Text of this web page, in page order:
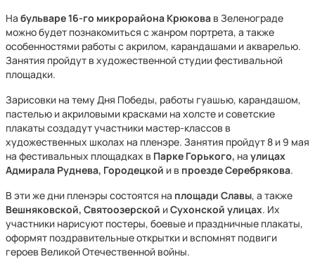
На бульваре 16-го микрорайона Крюкова в Зеленограде
можно будет познакомиться с жанром портрета, а также
особенностями работы с акрилом, карандашами и акварелью.
Занятия пройдут в художественной студии фестивальной
площадки.
Зарисовки на тему Дня Победы, работы гуашью, карандашом,
пастелью и акриловыми красками на холсте и советские
плакаты создадут участники мастер-классов в
художественных школах на пленэре. Занятия пройдут 8 и 9 мая
на фестивальных площадках в Парке Горького, на улицах
Адмирала Руднева, Городецкой и в проезде Серебрякова.
В эти же дни пленэры состоятся на площади Славы, а также
Вешняковской, Святоозерской иСухонской улицах. Их
участники нарисуют постеры, боевые и праздничные плакаты,
оформят поздравительные открытки и вспомнят подвиги
героев Великой Отечественной войны.